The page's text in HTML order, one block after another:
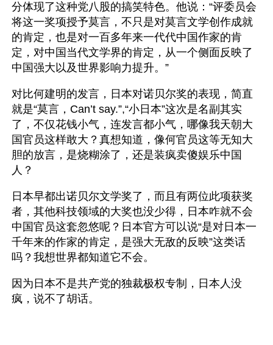
分体现了这种党八股的搞笑特色。他说：“评委员会
将这一奖项授予莫言，不只是对莫言文学创作成就
的肯定，也是对一百多年来一代代中国作家的肯
定，对中国当代文学界的肯定，从一个侧面反映了
中国强大以及世界影响力提升。”
对比何建明的发言，日本对诺贝尔奖的表现，简直
就是“莫言，Can’t say.”,“小日本”这次是名副其实
了，不仅花钱小气，连发言都小气，哪像我天朝大
国官员这样敢大？真想知道，像何官员这等无知大
胆的放言，是烧糊涂了，还是装疯卖傻娱乐中国
人？
日本早都出诺贝尔文学奖了，而且有两位此项获奖
者，其他科技领域的大奖也没少得，日本咋就不会
中国官员这套忽悠呢？日本官方可以说“是对日本一
千年来的作家的肯定，是强大无敌的反映”这类话
吗？我想世界都知道它不会。
因为日本不是共产党的独裁极权专制，日本人没